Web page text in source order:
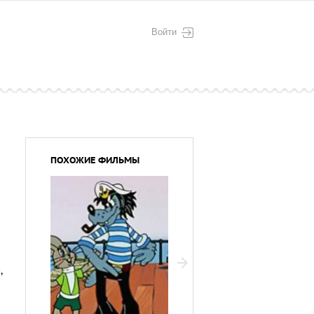
Войти
,
ПОХОЖИЕ ФИЛЬМЫ